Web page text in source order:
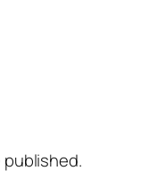
published.